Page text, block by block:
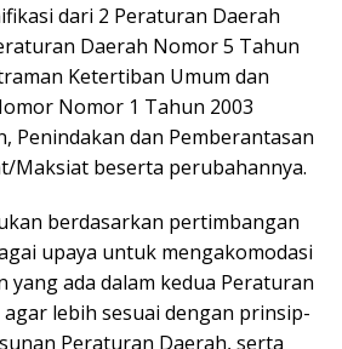
dari 2 Peraturan Daerah
Daerah Nomor 5 Tahun
Ketertiban Umum dan
Nomor 1 Tahun 2003
Penindakan dan Pemberantasan
Maksiat beserta perubahannya.
berdasarkan pertimbangan
upaya untuk mengakomodasi
yang ada dalam kedua Peraturan
lebih sesuai dengan prinsip-
Peraturan Daerah, serta